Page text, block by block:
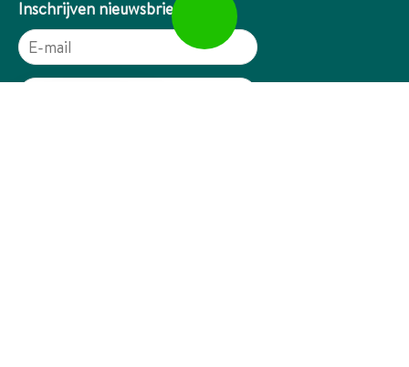
Inschrijven nieuwsbrief